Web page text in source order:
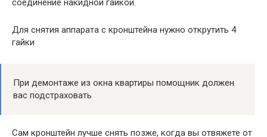
Для снятия аппарата с кронштейна нужно открутить 4
гайки
При демонтаже из окна квартиры помощник должен
вас подстраховать
Сам кронштейн лучше снять позже, когда вы отвяжете от